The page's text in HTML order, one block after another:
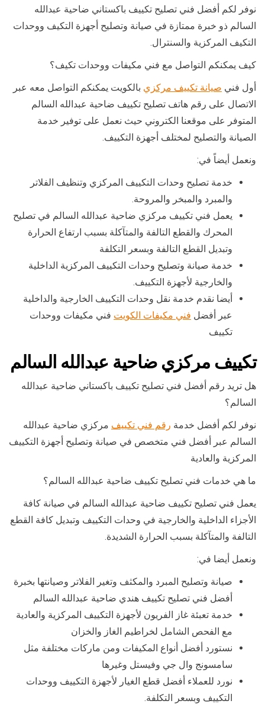
نوفر لكم أفضل فني تصليح تكييف باكستاني ضاحية عبدالله
السالم ذو خبرة ممتازة في صيانة وتصليح أجهزة التكيف ووحدات
التكيف المركزية والسنترال.
كيف يمكنكم التواصل مع فني مكيفات ووحدات تكيف؟
أول فني صيانة تكييف مركزي بالكويت يمكنكم التواصل معه عبر
الاتصال على رقم هاتف تصليح تكييف ضاحية عبدالله السالم
المتوفر على موقعنا الكتروني حيث نعمل على توفير خدمة
الصيانة والتصليح لمختلف أجهزة التكييف.
ونعمل أيضاً في:
خدمة تصليح وحدات التكييف المركزي وتنظيف الفلاتر
والمبرد والمبخر والمروحة.
يعمل فني تكييف مركزي ضاحية عبدالله السالم في تصليح
المحرك والقطع التالفة والمتآكلة بسبب ارتفاع الحرارة
وتبديل القطع التالفة وبسعر التكلفة
خدمة صيانة وتصليح وحدات التكييف المركزية الداخلية
والخارجية لأجهزة التكييف.
أيضا نقدم خدمة نقل وحدات التكييف الخارجية والداخلية
عبر أفضل فني مكيفات الكويت فني مكيفات ووحدات
تكييف
تكييف مركزي ضاحية عبدالله السالم
هل تريد رقم أفضل فني تصليح تكييف باكستاني ضاحية عبدالله
السالم؟
نوفر لكم أفضل خدمة رقم فني تكييف مركزي ضاحية عبدالله
السالم عبر أفضل فني متخصص في صيانة وتصليح أجهزة التكييف
المركزية والعادية
ما هي خدمات فني تصليح تكييف ضاحية عبدالله السالم؟
يعمل فني تصليح تكييف ضاحية عبدالله السالم في صيانة كافة
الأجزاء الداخلية والخارجية في وحدات التكييف وتبديل كافة القطع
التالفة والمتآكلة بسبب الحرارة الشديدة.
ونعمل أيضا في:
صيانة وتصليح المبرد والمكثف وتغير الفلاتر وصيانتها بخبرة
أفضل فني تصليح تكييف هندي ضاحية عبدالله السالم
خدمة تعبئة غاز الفريون لأجهزة التكييف المركزية والعادية
مع الفحص الشامل لخراطيم الغاز والخزان
نستورد أفضل أنواع المكيفات ومن ماركات مختلفة مثل
سامسونج وال جي وفيستل وغيرها
نورد للعملاء أفضل قطع الغيار لأجهزة التكييف ووحدات
التكييف وبسعر التكلفة.